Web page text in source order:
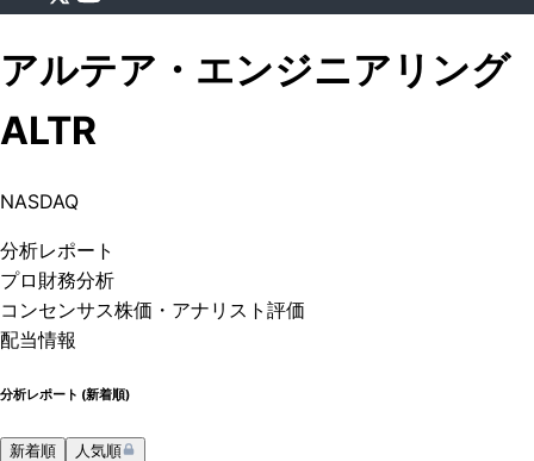
アルテア・エンジニアリング
ALTR
NASDAQ
分析レポート
プロ 財務分析
コンセンサス株価 ・アナリスト評価
配当情報
分析レポート (新着順)
新着順 人気順